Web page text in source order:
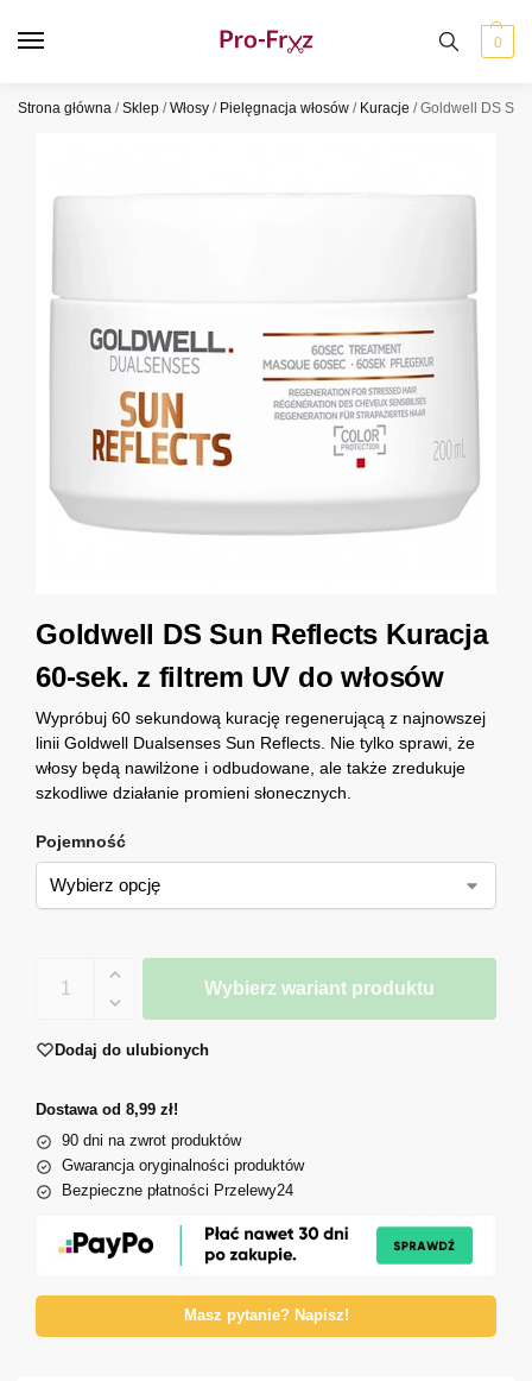
0
Strona główna /Sklep /Włosy / Pielęgnacja włosów / Kuracje /Goldwell DS
Goldwell DS Sun Reflects Kuracja
60-sek. z filtrem UV do włosów
Wypróbuj 60 sekundową kurację regenerującą z najnowszej
linii Goldwell Dualsenses Sun Reflects. Nie tylko sprawi, że
włosy będą nawilżone i odbudowane, ale także zredukuje
szkodliwe działanie promieni słonecznych.
Pojemność
Wybierz wariant produktu
Dodaj do ulubionych
Dostawa od 8,99 zł!
90 dni na zwrot produktów
Gwarancja oryginalności produktów
Bezpieczne płatności Przelewy24
Masz pytanie? Napisz!